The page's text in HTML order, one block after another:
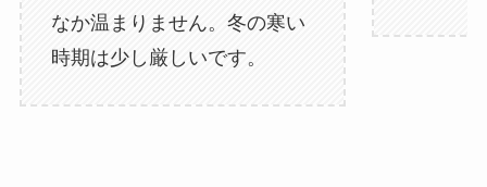
なか温まりません。冬の寒い
時期は少し厳しいです。